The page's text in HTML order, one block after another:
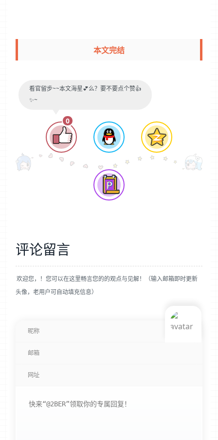
本文完结
看官留步~~本文海星💕么？要不要点个赞👍
✨~
0
评论留言
欢迎您，！您可以在这里畅言您的的观点与见解！（输入邮箱即时更新
头像，老用户可自动填充信息）